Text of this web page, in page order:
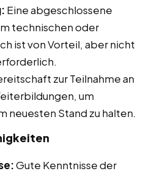
Eine abgeschlossene
technischen oder
ist von Vorteil, aber nicht
zur Teilnahme an
um
neuesten Stand zu halten.
Gute Kenntnisse der